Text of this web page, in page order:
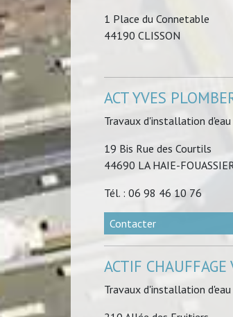
1 Place du Connetable
44190 CLISSON
ACT YVES
Travaux d'installation
19 Bis Rue des Courtils
44690 LA HAIE-
Tél. : 06 98 46 10 76
Contacter
ACTIF CHAUFFAGE
Travaux d'installation